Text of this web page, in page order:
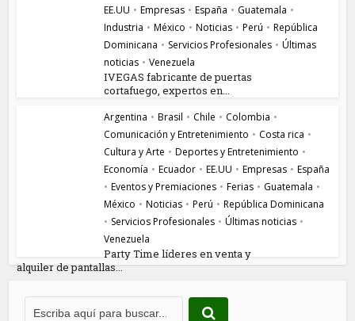
EE.UU • Empresas • España • Guatemala •
Industria • México • Noticias • Perú • República
Dominicana • Servicios Profesionales • Últimas
noticias • Venezuela
IVEGAS fabricante de puertas
cortafuego, expertos en...
Argentina • Brasil • Chile • Colombia •
Comunicación y Entretenimiento • Costa rica •
Cultura y Arte • Deportes y Entretenimiento •
Economía • Ecuador • EE.UU • Empresas • España
• Eventos y Premiaciones • Ferias • Guatemala •
México • Noticias • Perú • República Dominicana
• Servicios Profesionales • Últimas noticias •
Venezuela
Party Time líderes en venta y
alquiler de pantallas...